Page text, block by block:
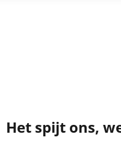
Het spijt ons,